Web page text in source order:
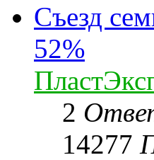
Cъезд
52%
2
14277